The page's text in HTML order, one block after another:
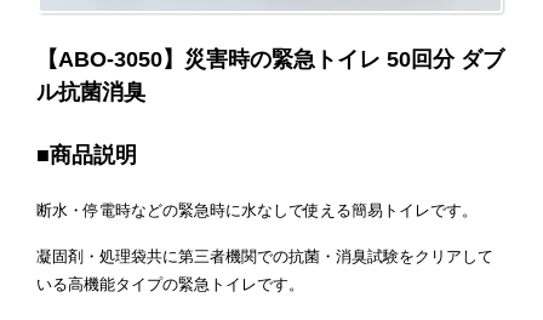
【ABO-3050】災害時の緊急トイレ 50回分 ダブ
ル抗菌消臭
■商品説明
断水・停電時などの緊急時に水なしで使える簡易トイレです。
凝固剤・処理袋共に第三者機関での抗菌・消臭試験をクリアして
いる高機能タイプの緊急トイレです。